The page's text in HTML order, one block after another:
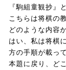
『駒組童観抄』
こちらは将棋の
どのような内容
はい、私は将棋
方の手順が載っ
本題に戻り、ど